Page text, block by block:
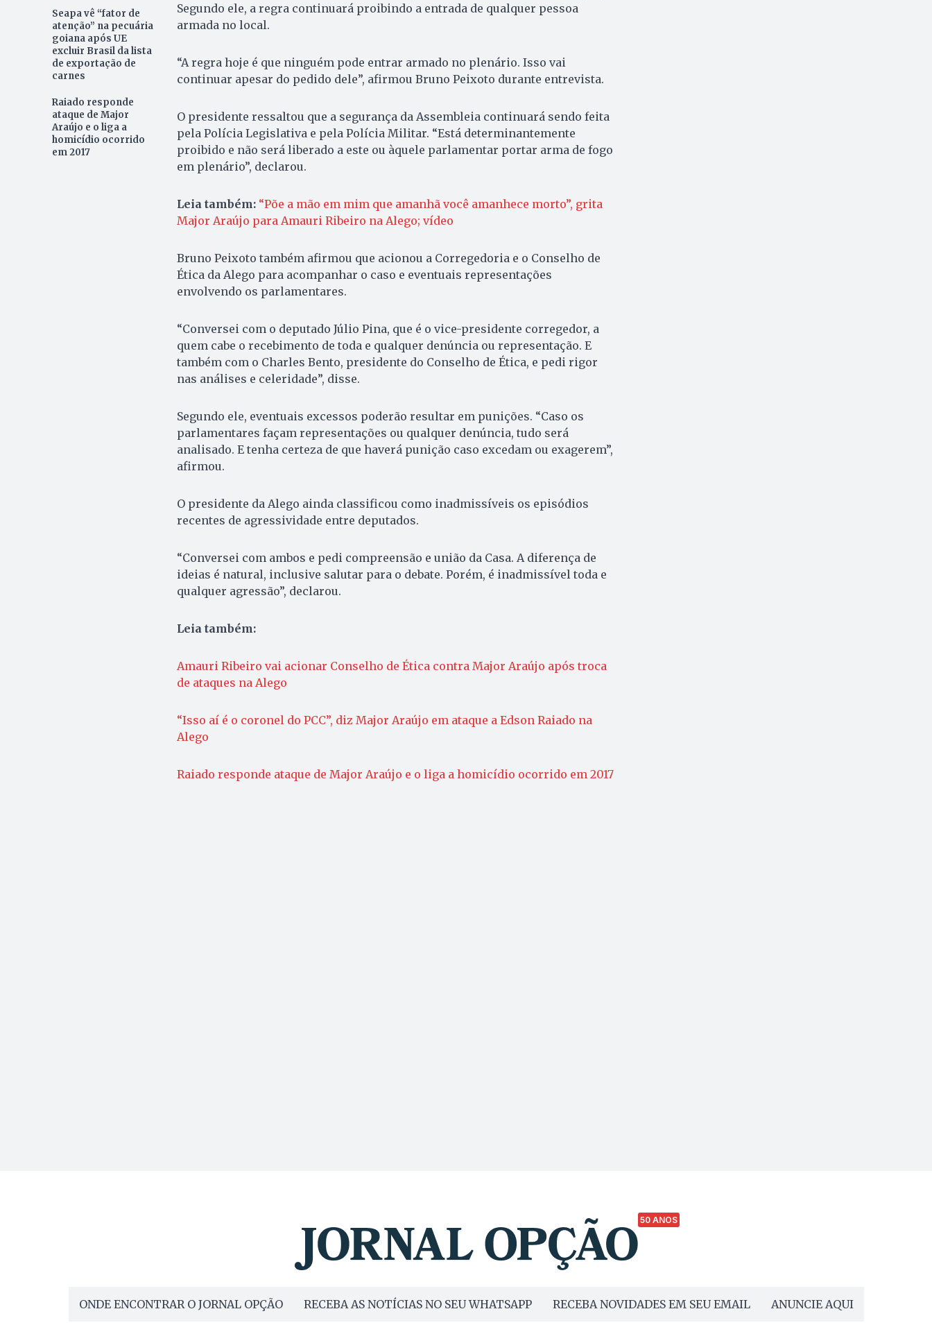
Seapa vê “fator de
atenção” na pecuária
goiana após UE
excluir Brasil da lista
de exportação de
carnes
Raiado responde
ataque de Major
Araújo e o liga a
homicídio ocorrido
em 2017
Segundo ele, a regra continuará proibindo a entrada de qualquer pessoa
armada no local.
“A regra hoje é que ninguém pode entrar armado no plenário. Isso vai
continuar apesar do pedido dele”, afirmou Bruno Peixoto durante entrevista.
O presidente ressaltou que a segurança da Assembleia continuará sendo feita
pela Polícia Legislativa e pela Polícia Militar. “Está determinantemente
proibido e não será liberado a este ou àquele parlamentar portar arma de fogo
em plenário”, declarou.
Leia também: “Põe a mão em mim que amanhã você amanhece morto”, grita
Major Araújo para Amauri Ribeiro na Alego; vídeo
Bruno Peixoto também afirmou que acionou a Corregedoria e o Conselho de
Ética da Alego para acompanhar o caso e eventuais representações
envolvendo os parlamentares.
“Conversei com o deputado Júlio Pina, que é o vice-presidente corregedor, a
quem cabe o recebimento de toda e qualquer denúncia ou representação. E
também com o Charles Bento, presidente do Conselho de Ética, e pedi rigor
nas análises e celeridade”, disse.
Segundo ele, eventuais excessos poderão resultar em punições. “Caso os
parlamentares façam representações ou qualquer denúncia, tudo será
analisado. E tenha certeza de que haverá punição caso excedam ou exagerem”,
afirmou.
O presidente da Alego ainda classificou como inadmissíveis os episódios
recentes de agressividade entre deputados.
“Conversei com ambos e pedi compreensão e união da Casa. A diferença de
ideias é natural, inclusive salutar para o debate. Porém, é inadmissível toda e
qualquer agressão”, declarou.
Leia também:
Amauri Ribeiro vai acionar Conselho de Ética contra Major Araújo após troca
de ataques na Alego
“Isso aí é o coronel do PCC”, diz Major Araújo em ataque a Edson Raiado na
Alego
Raiado responde ataque de Major Araújo e o liga a homicídio ocorrido em 2017
50 ANOS
ONDE ENCONTRAR O JORNAL OPÇÃO RECEBA AS NOTÍCIAS NO SEU WHATSAPP RECEBA NOVIDADES EM SEU EMAIL ANUNCIE AQUI